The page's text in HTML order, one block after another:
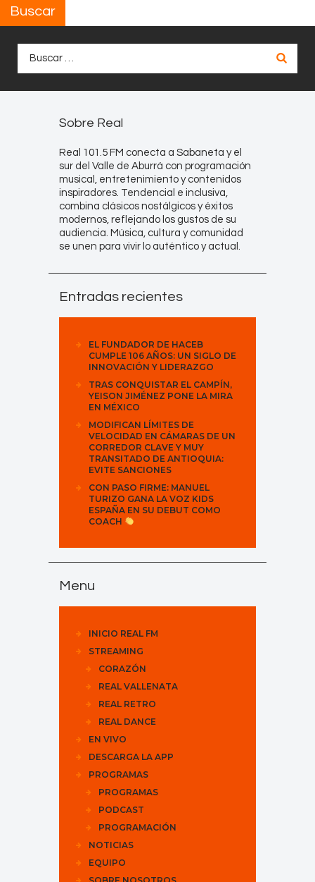
Buscar
Sobre Real
Real 101.5 FM conecta a Sabaneta y el
sur del Valle de Aburrá con programación
musical, entretenimiento y contenidos
inspiradores. Tendencial e inclusiva,
combina clásicos nostálgicos y éxitos
modernos, reflejando los gustos de su
audiencia. Música, cultura y comunidad
se unen para vivir lo auténtico y actual.
Entradas recientes
EL FUNDADOR DE HACEB
CUMPLE 106 AÑOS: UN SIGLO DE
INNOVACIÓN Y LIDERAZGO
TRAS CONQUISTAR EL CAMPÍN,
YEISON JIMÉNEZ PONE LA MIRA
EN MÉXICO
MODIFICAN LÍMITES DE
VELOCIDAD EN CÁMARAS DE UN
CORREDOR CLAVE Y MUY
TRANSITADO DE ANTIOQUIA:
EVITE SANCIONES
CON PASO FIRME: MANUEL
TURIZO GANA LA VOZ KIDS
ESPAÑA EN SU DEBUT COMO
COACH
Menu
INICIO REAL FM
STREAMING
CORAZÓN
REAL VALLENATA
REAL RETRO
REAL DANCE
EN VIVO
DESCARGA LA APP
PROGRAMAS
PROGRAMAS
PODCAST
PROGRAMACIÓN
NOTICIAS
EQUIPO